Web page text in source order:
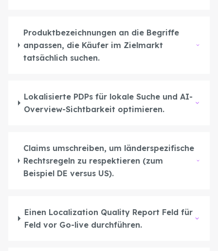
Produktbezeichnungen an die Begriffe
anpassen, die Käufer im Zielmarkt
tatsächlich suchen.
Lokalisierte PDPs für lokale Suche und AI-
Overview-Sichtbarkeit optimieren.
Claims umschreiben, um länderspezifische
Rechtsregeln zu respektieren (zum
Beispiel DE versus US).
Einen Localization Quality Report Feld für
Feld vor Go-live durchführen.